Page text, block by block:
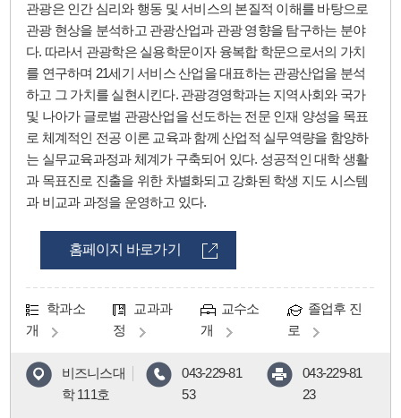
관광은 인간 심리와 행동 및 서비스의 본질적 이해를 바탕으로
관광 현상을 분석하고 관광산업과 관광 영향을 탐구하는 분야
다. 따라서 관광학은 실용학문이자 융복합 학문으로서의 가치
를 연구하며 21세기 서비스 산업을 대표하는 관광산업을 분석
하고 그 가치를 실현시킨다. 관광경영학과는 지역사회와 국가
및 나아가 글로벌 관광산업을 선도하는 전문 인재 양성을 목표
로 체계적인 전공 이론 교육과 함께 산업적 실무역량을 함양하
는 실무교육과정과 체계가 구축되어 있다. 성공적인 대학 생활
과 목표진로 진출을 위한 차별화되고 강화된 학생 지도 시스템
과 비교과 과정을 운영하고 있다.
홈페이지 바로가기
학과소
개
교과과
정
교수소
개
졸업후 진
로
비즈니스대
학 111호
043-229-81
53
043-229-81
23